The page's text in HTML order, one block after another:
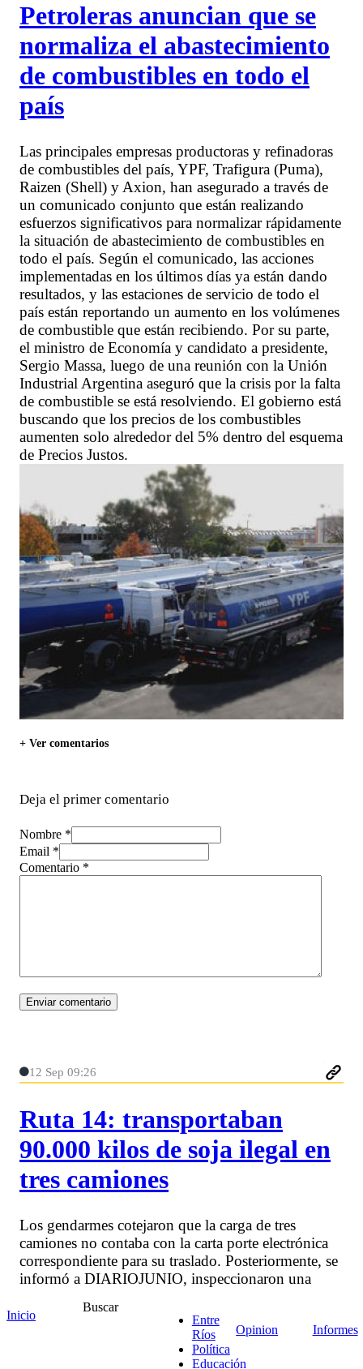
Petroleras anuncian que se
normaliza el abastecimiento
de combustibles en todo el
país
Las principales empresas productoras y refinadoras
de combustibles del país, YPF, Trafigura (Puma),
Raizen (Shell) y Axion, han asegurado a través de
un comunicado conjunto que están realizando
esfuerzos significativos para normalizar rápidamente
la situación de abastecimiento de combustibles en
todo el país. Según el comunicado, las acciones
implementadas en los últimos días ya están dando
resultados, y las estaciones de servicio de todo el
país están reportando un aumento en los volúmenes
de combustible que están recibiendo. Por su parte,
el ministro de Economía y candidato a presidente,
Sergio Massa, luego de una reunión con la Unión
Industrial Argentina aseguró que la crisis por la falta
de combustible se está resolviendo. El gobierno está
buscando que los precios de los combustibles
aumenten solo alrededor del 5% dentro del esquema
de Precios Justos.
+ Ver comentarios
Deja el primer comentario
Nombre *
Email *
Comentario *
12 Sep 09:26
Ruta 14: transportaban
90.000 kilos de soja ilegal en
tres camiones
Los gendarmes cotejaron que la carga de tres
camiones no contaba con la carta porte electrónica
correspondiente para su traslado. Posteriormente, se
informó a DIARIOJUNIO, inspeccionaron una
camiones con soja y hallaron una pistola sujetada
Inicio
Buscar
Entre
Ríos
Política
Educación
Opinion Informes